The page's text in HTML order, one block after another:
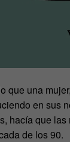
que una
en sus
hacía que
de los 90.